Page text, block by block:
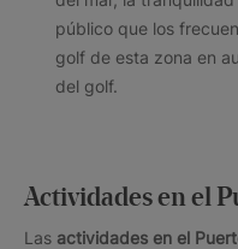
público que los
golf de esta zona en
del golf.
Actividades en el
Las actividades en el